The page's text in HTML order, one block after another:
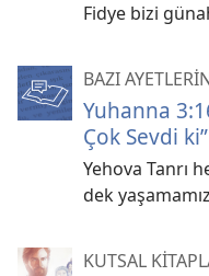
Fidye bizi
BAZI
Yuhanna
Çok Sevdi ki”
Yehova Tanrı
dek
KUTSAL